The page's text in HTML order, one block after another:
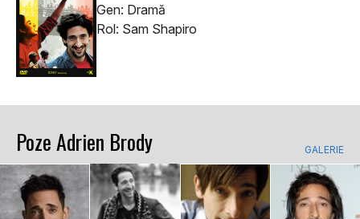
Gen: Dramă
Rol: Sam Shapiro
Poze Adrien Brody GALERIE